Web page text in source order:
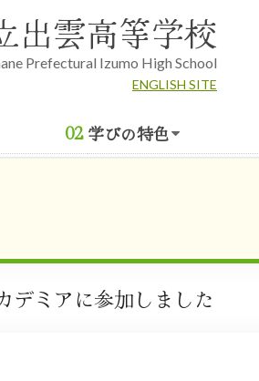
出雲高等学校
Prefectural Izumo High School
ENGLISH SITE
学びの特色
デミアに参加しました